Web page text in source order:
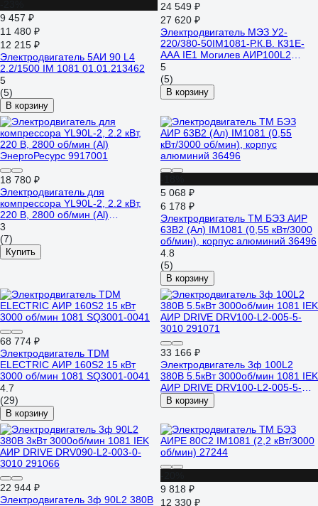
9 457 ₽
11 480 ₽
12 215 ₽
Электродвигатель 5АИ 90 L4
2.2/1500 IM 1081 01.01.213462
5
(5)
В корзину
24 549 ₽
27 620 ₽
Электродвигатель МЭЗ У2-
220/380-50IM1081-Р.К.В. К31Е-
ААА IE1 Могилев АИР100L2
5,5*3000 1081
5
(5)
В корзину
18 780 ₽
Электродвигатель для
компрессора YL90L-2, 2.2 кВт,
220 В, 2800 об/мин (Al)
ЭнергоРесурс 9917001
3
(7)
Купить
5 068 ₽
6 178 ₽
Электродвигатель ТМ БЭЗ АИР
63B2 (Ал) IM1081 (0,55 кВт/3000
об/мин), корпус алюминий 36496
4.8
(5)
В корзину
68 774 ₽
Электродвигатель TDM
ELECTRIC АИР 160S2 15 кВт
3000 об/мин 1081 SQ3001-0041
4.7
(29)
В корзину
33 166 ₽
Электродвигатель 3ф 100L2
380В 5.5кВт 3000об/мин 1081 IEK
АИР DRIVE DRV100-L2-005-5-
3010 291071
В корзину
22 944 ₽
Электродвигатель 3ф 90L2 380В
9 818 ₽
12 330 ₽